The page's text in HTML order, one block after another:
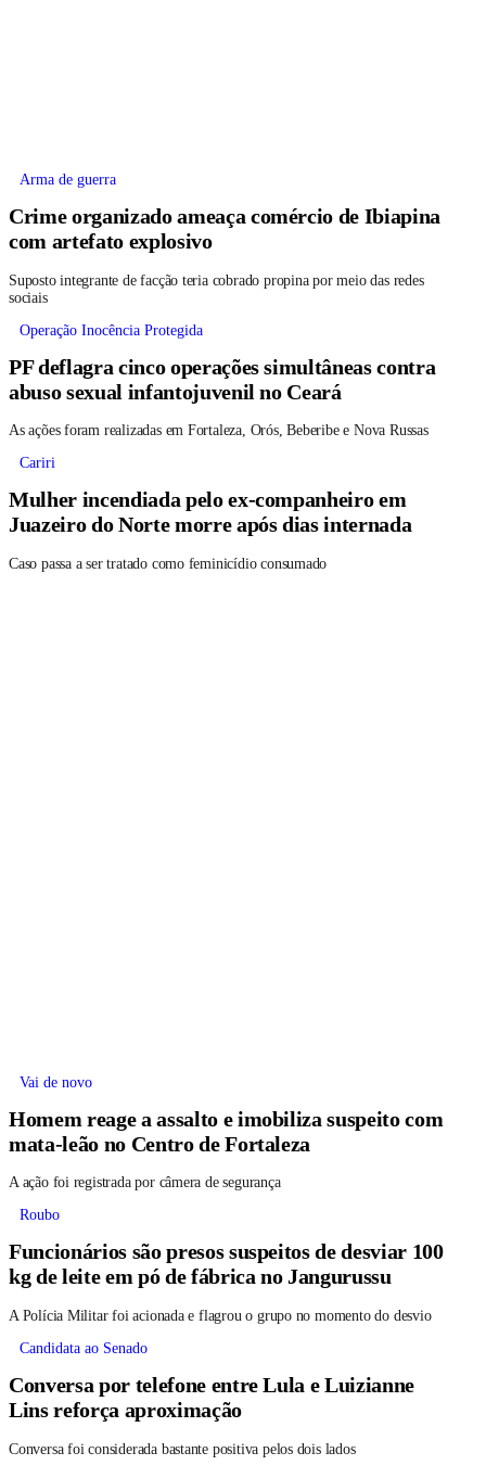
Arma de guerra
Crime organizado ameaça comércio de Ibiapina
com artefato explosivo
Suposto integrante de facção teria cobrado propina por meio das redes
sociais
Operação Inocência Protegida
PF deflagra cinco operações simultâneas contra
abuso sexual infantojuvenil no Ceará
As ações foram realizadas em Fortaleza, Orós, Beberibe e Nova Russas
Cariri
Mulher incendiada pelo ex-companheiro em
Juazeiro do Norte morre após dias internada
Caso passa a ser tratado como feminicídio consumado
Vai de novo
Homem reage a assalto e imobiliza suspeito com
mata-leão no Centro de Fortaleza
A ação foi registrada por câmera de segurança
Roubo
Funcionários são presos suspeitos de desviar 100
kg de leite em pó de fábrica no Jangurussu
A Polícia Militar foi acionada e flagrou o grupo no momento do desvio
Candidata ao Senado
Conversa por telefone entre Lula e Luizianne
Lins reforça aproximação
Conversa foi considerada bastante positiva pelos dois lados